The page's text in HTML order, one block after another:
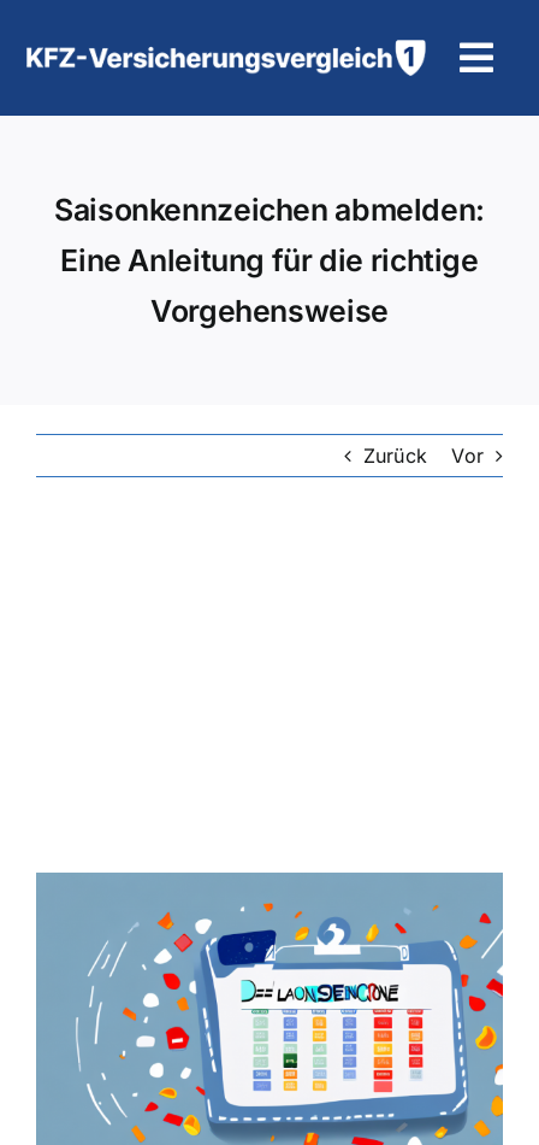
Inhalt
Motorradversicherung
Saisonkennzeichen abmelden:
Eine Anleitung für die richtige
Vorgehensweise
Zurück Vor